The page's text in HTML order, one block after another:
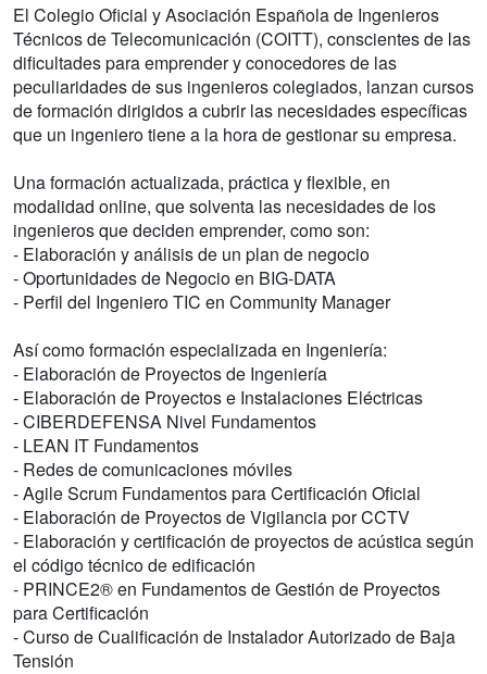
El Colegio Oficial y Asociación Española de Ingenieros
Técnicos de Telecomunicación (COITT), conscientes de las
dificultades para emprender y conocedores de las
peculiaridades de sus ingenieros colegiados, lanzan cursos
de formación dirigidos a cubrir las necesidades específicas
que un ingeniero tiene a la hora de gestionar su empresa.
Una formación actualizada, práctica y flexible, en
modalidad online, que solventa las necesidades de los
ingenieros que deciden emprender, como son:
- Elaboración y análisis de un plan de negocio
- Oportunidades de Negocio en BIG-DATA
- Perfil del Ingeniero TIC en Community Manager
Así como formación especializada en Ingeniería:
- Elaboración de Proyectos de Ingeniería
- Elaboración de Proyectos e Instalaciones Eléctricas
- CIBERDEFENSA Nivel Fundamentos
- LEAN IT Fundamentos
- Redes de comunicaciones móviles
- Agile Scrum Fundamentos para Certificación Oficial
- Elaboración de Proyectos de Vigilancia por CCTV
- Elaboración y certificación de proyectos de acústica según
el código técnico de edificación
- PRINCE2® en Fundamentos de Gestión de Proyectos
para Certificación
- Curso de Cualificación de Instalador Autorizado de Baja
Tensión